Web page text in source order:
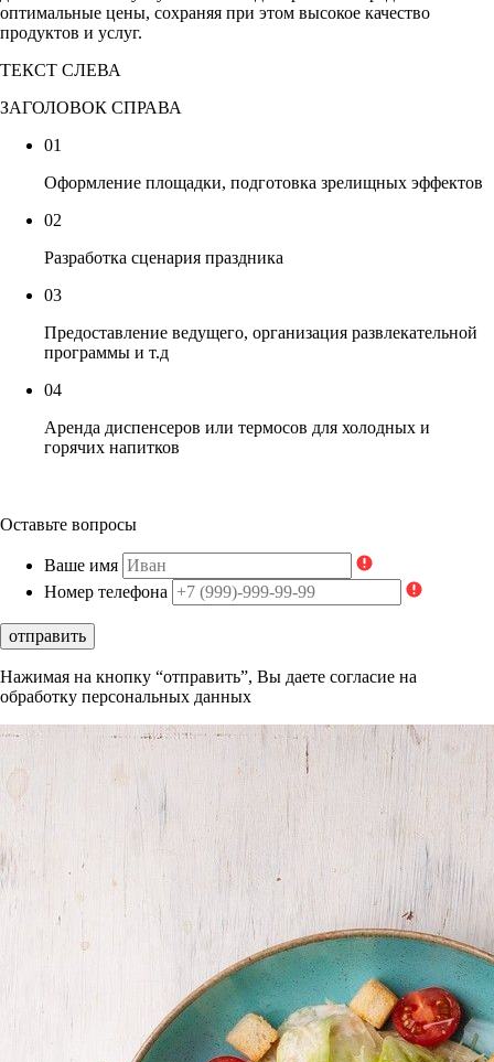
оптимальные цены, сохраняя при этом высокое качество
продуктов и услуг.
ТЕКСТ СЛЕВА
ЗАГОЛОВОК СПРАВА
01
Оформление площадки, подготовка зрелищных эффектов
02
Разработка сценария праздника
03
Предоставление ведущего, организация развлекательной
программы и т.д
04
Аренда диспенсеров или термосов для холодных и
горячих напитков
Оставьте вопросы
Ваше имя
Номер телефона
отправить
Нажимая на кнопку “отправить”, Вы даете согласие на
обработку персональных данных